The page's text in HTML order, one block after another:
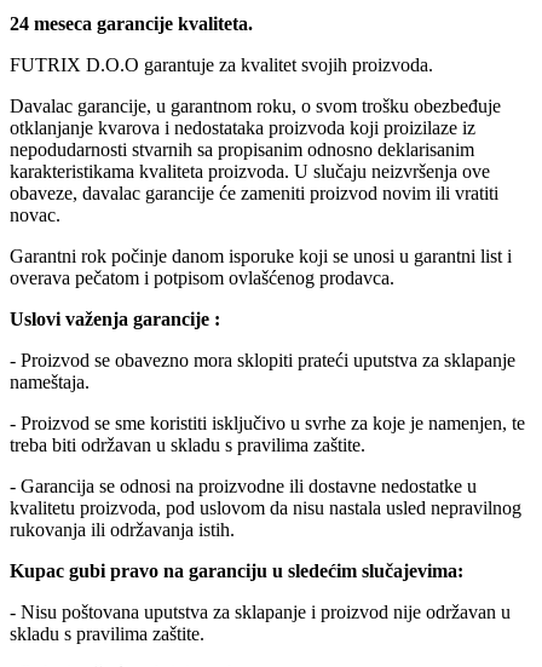
24 meseca garancije kvaliteta.
FUTRIX D.O.O garantuje za kvalitet svojih proizvoda.
Davalac garancije, u garantnom roku, o svom trošku obezbeđuje
otklanjanje kvarova i nedostataka proizvoda koji proizilaze iz
nepodudarnosti stvarnih sa propisanim odnosno deklarisanim
karakteristikama kvaliteta proizvoda. U slučaju neizvršenja ove
obaveze, davalac garancije će zameniti proizvod novim ili vratiti
novac.
Garantni rok počinje danom isporuke koji se unosi u garantni list i
overava pečatom i potpisom ovlašćenog prodavca.
Uslovi važenja garancije :
- Proizvod se obavezno mora sklopiti prateći uputstva za sklapanje
nameštaja.
- Proizvod se sme koristiti isključivo u svrhe za koje je namenjen, te
treba biti održavan u skladu s pravilima zaštite.
- Garancija se odnosi na proizvodne ili dostavne nedostatke u
kvalitetu proizvoda, pod uslovom da nisu nastala usled nepravilnog
rukovanja ili održavanja istih.
Kupac gubi pravo na garanciju u sledećim slučajevima:
- Nisu poštovana uputstva za sklapanje i proizvod nije održavan u
skladu s pravilima zaštite.